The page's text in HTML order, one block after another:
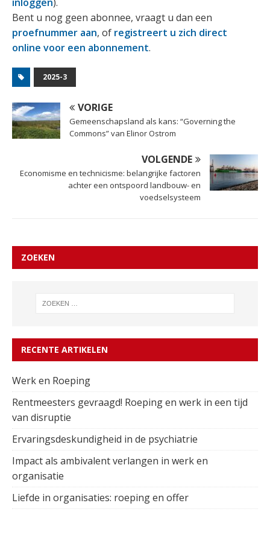
Bent u nog geen abonnee, vraagt u dan een
proefnummer aan, of registreert u zich direct
online voor een abonnement.
2025-3
VORIGE
Gemeenschapsland als kans: “Governing the
Commons” van Elinor Ostrom
VOLGENDE
Economisme en technicisme: belangrijke factoren
achter een ontspoord landbouw- en
voedselsysteem
ZOEKEN
RECENTE ARTIKELEN
Werk en Roeping
Rentmeesters gevraagd! Roeping en werk in een tijd
van disruptie
Ervaringsdeskundigheid in de psychiatrie
Impact als ambivalent verlangen in werk en
organisatie
Liefde in organisaties: roeping en offer